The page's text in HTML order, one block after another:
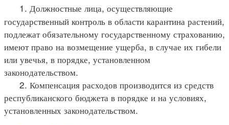
1. Должностные лица, осуществляющие
государственный контроль в области карантина растений,
подлежат обязательному государственному страхованию,
имеют право на возмещение ущерба, в случае их гибели
или увечья, в порядке, установленном
законодательством.
2. Компенсация расходов производится из средств
республиканского бюджета в порядке и на условиях,
установленных законодательством.